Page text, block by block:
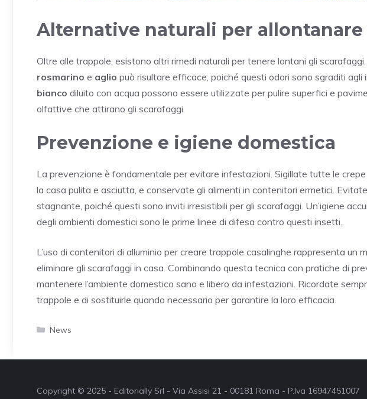
Alternative naturali per
Oltre alle trappole, esistono altri rimedi naturali per tenere lontani gli
rosmarino e aglio può risultare efficace, poiché questi odori sono sgraditi agli
bianco diluito con acqua possono essere utilizzate per pulire superfici e
olfattive che attirano gli scarafaggi.
Prevenzione e igiene domestica
La prevenzione è fondamentale per evitare infestazioni. Sigillate tutte le
la casa pulita e asciutta, e conservate gli alimenti in contenitori ermetici.
stagnante, poiché questi sono inviti irresistibili per gli scarafaggi. Un’igiene
degli ambienti domestici sono le prime linee di difesa contro questi insetti.
L’uso di contenitori di alluminio per creare trappole casalinghe rappresenta un
eliminare gli scarafaggi in casa. Combinando questa tecnica con pratiche di
mantenere l’ambiente domestico sano e libero da infestazioni. Ricordate
trappole e di sostituirle quando necessario per garantire la loro efficacia.
Categorie
News
Copyright © 2025 - Editorially Srl - Via Assisi 21 - 00181 Roma - P.Iva 16947451007